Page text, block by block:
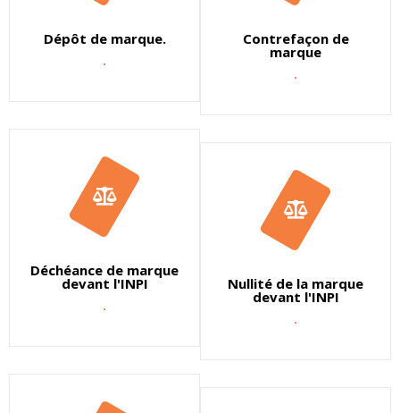
Dépôt de marque.
.
Déchéance de marque
devant l'INPI
.
Contrefaçon de
marque
.
Nullité de la marque
devant l'INPI
.